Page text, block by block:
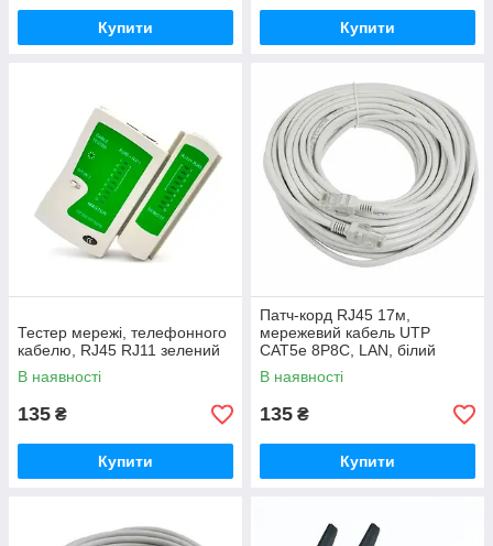
Купити Купити
Тестер мережі, телефонного
кабелю, RJ45 RJ11 зелений
В наявності
135 ₴
Купити
Патч-корд RJ45 17м,
мережевий кабель UTP
CAT5e 8P8C, LAN, білий
В наявності
135 ₴
Купити